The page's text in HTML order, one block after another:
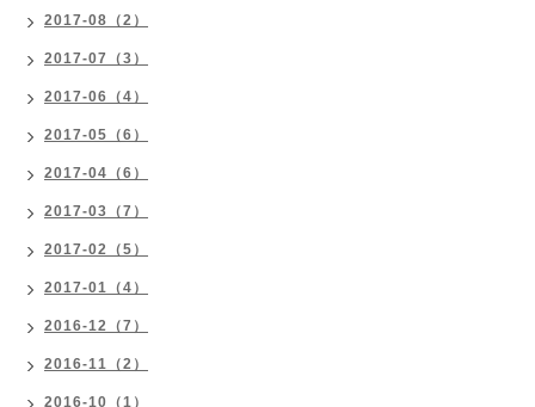
2017-08（2）
2017-07（3）
2017-06（4）
2017-05（6）
2017-04（6）
2017-03（7）
2017-02（5）
2017-01（4）
2016-12（7）
2016-11（2）
2016-10（1）